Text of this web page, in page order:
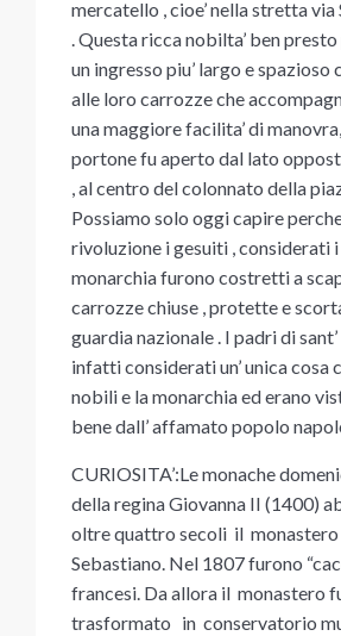
mercatello , cioe’ nella stretta via
. Questa ricca nobilta’ ben presto
un ingresso piu’ largo e spazioso
alle loro carrozze che
una maggiore facilita’ di
portone fu aperto dal lato
, al centro del colonnato della
Possiamo solo oggi capire
rivoluzione i gesuiti , considerati
monarchia furono costretti a
carrozze chiuse , protette e
guardia nazionale . I padri di
infatti considerati un’ unica cosa
nobili e la monarchia ed erano
bene dall’ affamato popolo
CURIOSITA’:Le monache
della regina Giovanna II (1400)
oltre quattro secoli il monastero
Sebastiano. Nel 1807 furono
francesi. Da allora il monastero
trasformato in conservatorio